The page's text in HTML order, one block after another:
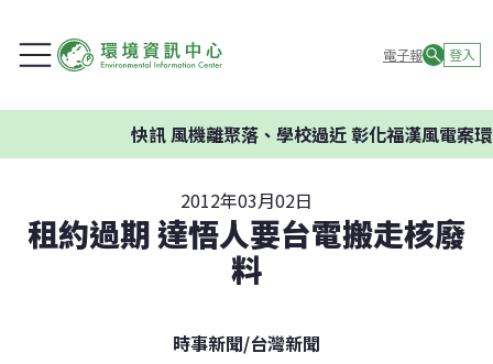
電子報 登入
風機離聚落、學校過近 彰化福漢風電案環委建
2012年03月02日
租約過期 達悟人要台電搬走核廢
料
時事新聞/台灣新聞